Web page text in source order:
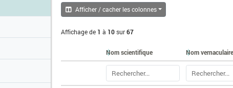
Afficher / cacher les colonnes
Affichage de 1 à 10sur67
Nom scientifique Nom vernaculaire